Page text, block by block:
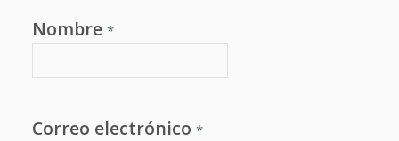
Nombre *
Correo electrónico *